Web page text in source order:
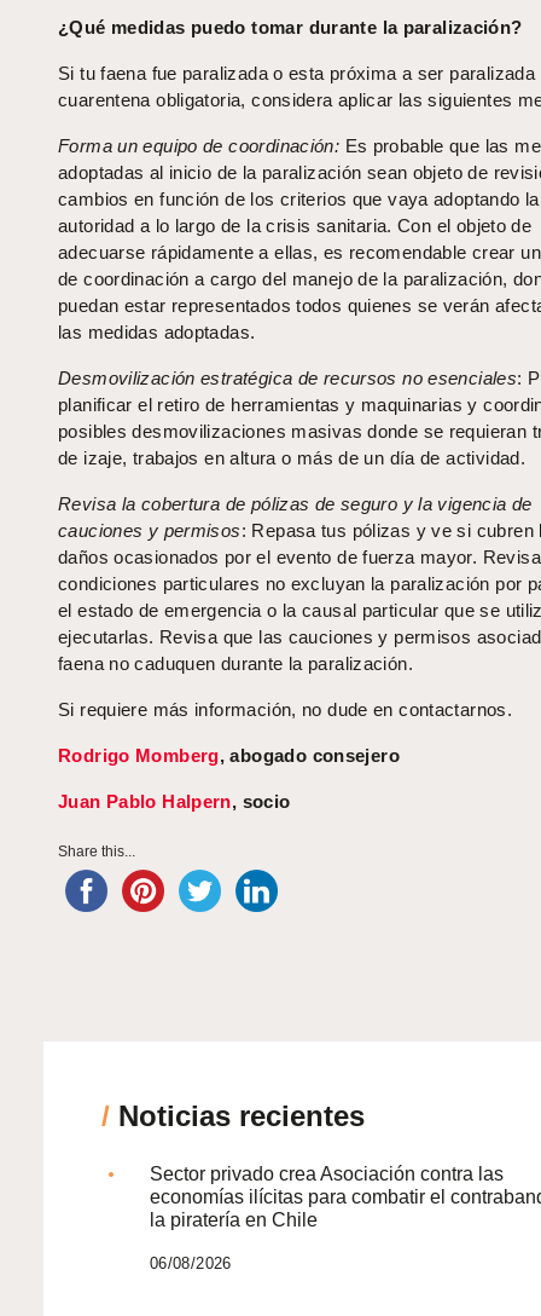
¿Qué medidas puedo tomar durante la paralización?
Si tu faena fue paralizada o esta próxima a ser paralizada
cuarentena obligatoria, considera aplicar las siguientes
Forma un equipo de coordinación: Es probable que las
adoptadas al inicio de la paralización sean objeto de
cambios en función de los criterios que vaya adoptando la
autoridad a lo largo de la crisis sanitaria. Con el objeto de
adecuarse rápidamente a ellas, es recomendable crear
de coordinación a cargo del manejo de la paralización,
puedan estar representados todos quienes se verán
las medidas adoptadas.
Desmovilización estratégica de recursos no esenciales:
planificar el retiro de herramientas y maquinarias y
posibles desmovilizaciones masivas donde se requieran
de izaje, trabajos en altura o más de un día de actividad.
Revisa la cobertura de pólizas de seguro y la vigencia de
cauciones y permisos: Repasa tus pólizas y ve si cubren
daños ocasionados por el evento de fuerza mayor.
condiciones particulares no excluyan la paralización por
el estado de emergencia o la causal particular que se
ejecutarlas. Revisa que las cauciones y permisos
faena no caduquen durante la paralización.
Si requiere más información, no dude en contactarnos.
Rodrigo Momberg, abogado consejero
Juan Pablo Halpern, socio
Share this...
/ Noticias recientes
Sector privado crea Asociación contra las
economías ilícitas para combatir el
la piratería en Chile
06/08/2026